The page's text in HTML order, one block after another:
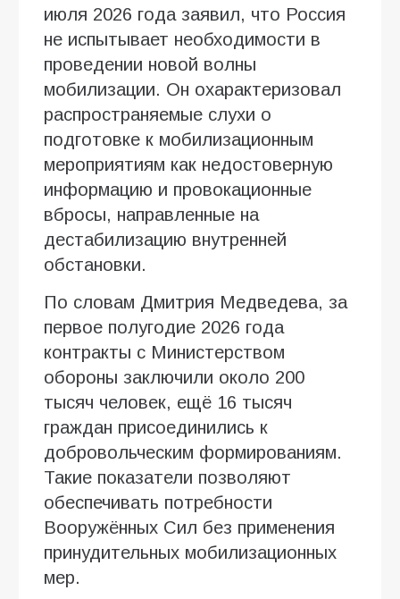
июля 2026 года заявил, что Россия
не испытывает необходимости в
проведении новой волны
мобилизации. Он охарактеризовал
распространяемые слухи о
подготовке к мобилизационным
мероприятиям как недостоверную
информацию и провокационные
вбросы, направленные на
дестабилизацию внутренней
обстановки.
По словам Дмитрия Медведева, за
первое полугодие 2026 года
контракты с Министерством
обороны заключили около 200
тысяч человек, ещё 16 тысяч
граждан присоединились к
добровольческим формированиям.
Такие показатели позволяют
обеспечивать потребности
Вооружённых Сил без применения
принудительных мобилизационных
мер.